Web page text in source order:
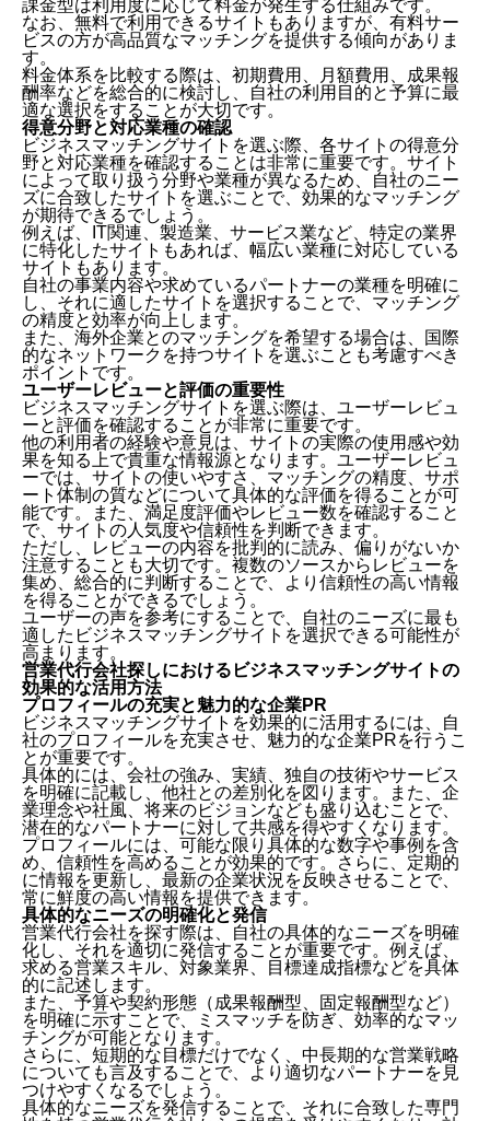
課金型は利用度に応じて料金が発生する仕組みです。
なお、無料で利用できるサイトもありますが、有料サー
ビスの方が高品質なマッチングを提供する傾向がありま
す。
料金体系を比較する際は、初期費用、月額費用、成果報
酬率などを総合的に検討し、自社の利用目的と予算に最
適な選択をすることが大切です。
得意分野と対応業種の確認
ビジネスマッチングサイトを選ぶ際、各サイトの得意分
野と対応業種を確認することは非常に重要です。サイト
によって取り扱う分野や業種が異なるため、自社のニー
ズに合致したサイトを選ぶことで、効果的なマッチング
が期待できるでしょう。
例えば、IT関連、製造業、サービス業など、特定の業界
に特化したサイトもあれば、幅広い業種に対応している
サイトもあります。
自社の事業内容や求めているパートナーの業種を明確に
し、それに適したサイトを選択することで、マッチング
の精度と効率が向上します。
また、海外企業とのマッチングを希望する場合は、国際
的なネットワークを持つサイトを選ぶことも考慮すべき
ポイントです。
ユーザーレビューと評価の重要性
ビジネスマッチングサイトを選ぶ際は、ユーザーレビュ
ーと評価を確認することが非常に重要です。
他の利用者の経験や意見は、サイトの実際の使用感や効
果を知る上で貴重な情報源となります。ユーザーレビュ
ーでは、サイトの使いやすさ、マッチングの精度、サポ
ート体制の質などについて具体的な評価を得ることが可
能です。また、満足度評価やレビュー数を確認すること
で、サイトの人気度や信頼性を判断できます。
ただし、レビューの内容を批判的に読み、偏りがないか
注意することも大切です。複数のソースからレビューを
集め、総合的に判断することで、より信頼性の高い情報
を得ることができるでしょう。
ユーザーの声を参考にすることで、自社のニーズに最も
適したビジネスマッチングサイトを選択できる可能性が
高まります。
営業代行会社探しにおけるビジネスマッチングサイトの
効果的な活用方法
プロフィールの充実と魅力的な企業PR
ビジネスマッチングサイトを効果的に活用するには、自
社のプロフィールを充実させ、魅力的な企業PRを行うこ
とが重要です。
具体的には、会社の強み、実績、独自の技術やサービス
を明確に記載し、他社との差別化を図ります。また、企
業理念や社風、将来のビジョンなども盛り込むことで、
潜在的なパートナーに対して共感を得やすくなります。
プロフィールには、可能な限り具体的な数字や事例を含
め、信頼性を高めることが効果的です。さらに、定期的
に情報を更新し、最新の企業状況を反映させることで、
常に鮮度の高い情報を提供できます。
具体的なニーズの明確化と発信
営業代行会社を探す際は、自社の具体的なニーズを明確
化し、それを適切に発信することが重要です。例えば、
求める営業スキル、対象業界、目標達成指標などを具体
的に記述します。
また、予算や契約形態（成果報酬型、固定報酬型など）
を明確に示すことで、ミスマッチを防ぎ、効率的なマッ
チングが可能となります。
さらに、短期的な目標だけでなく、中長期的な営業戦略
についても言及することで、より適切なパートナーを見
つけやすくなるでしょう。
具体的なニーズを発信することで、それに合致した専門
営業代行会社を探すならこのビジネスマッチングサイ
ト！
営業代行会社探しにおけるビジネスマッチングサイト
の効果的な活用方法
ビジネスマッチングサイトを活用した成功事例と学べ
るポイント
ビジネスマッチングサイトを活用する際の注意点とリ
スク管理の方法
営業代行会社探しにおけるビジネスマッチングサイト
の可能性と今後の展望
まとめ 営業代行会社の発注先探しなら『コンペル』